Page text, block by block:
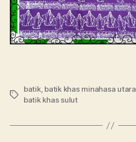
Tags
batik, batik khas minahasa utara
batik khas sulut